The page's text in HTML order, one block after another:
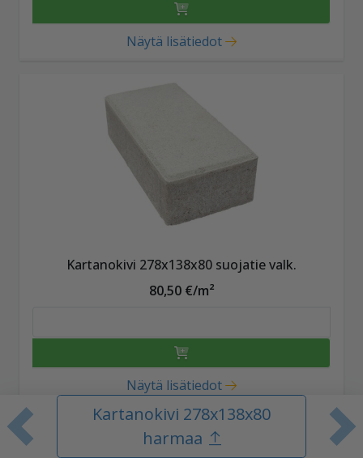
Edellinen tuote
Kartanokivi 278x138x80
harmaa
Näytä lisätiedot
Kartanokivi 278x138x80 suojatie valk.
80,50 €/m²
Näytä lisätiedot